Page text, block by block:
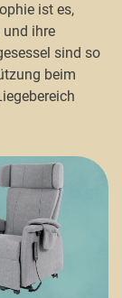
ist es,
und ihre
sind so
beim